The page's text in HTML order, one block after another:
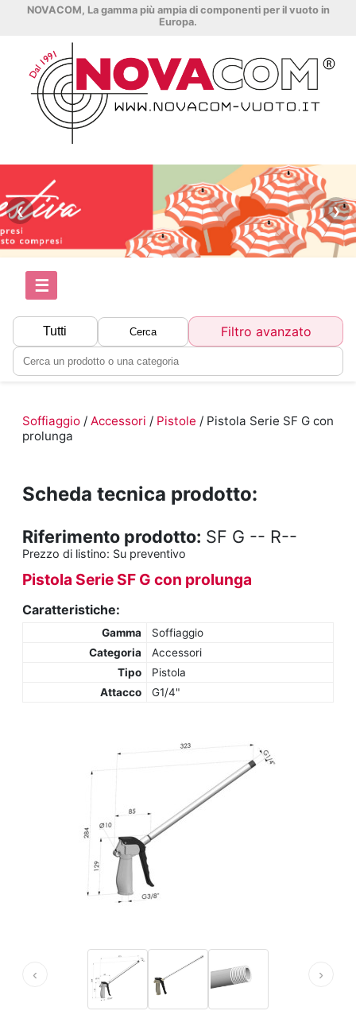
NOVACOM, La gamma più ampia di componenti per il vuoto in
Europa.
❮ ❯
☰
Tutti Cerca Filtro avanzato
Soffiaggio / Accessori / Pistole / Pistola Serie SF G con
prolunga
Scheda tecnica prodotto:
Riferimento prodotto: SF G -- R--
Prezzo di listino: Su preventivo
Pistola Serie SF G con prolunga
Caratteristiche:
Gamma
Soffiaggio
Categoria
Accessori
Tipo
Pistola
Attacco
G1/4"
‹ ›